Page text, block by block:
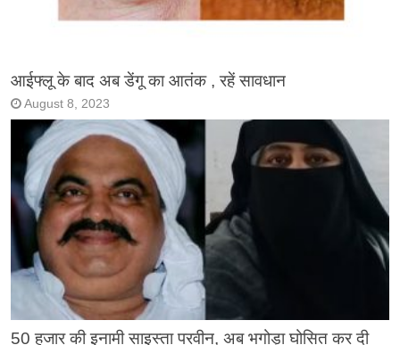
आईफ्लू के बाद अब डेंगू का आतंक , रहें सावधान
August 8, 2023
50 हजार की इनामी साइस्ता परवीन, अब भगोड़ा घोसित कर दी